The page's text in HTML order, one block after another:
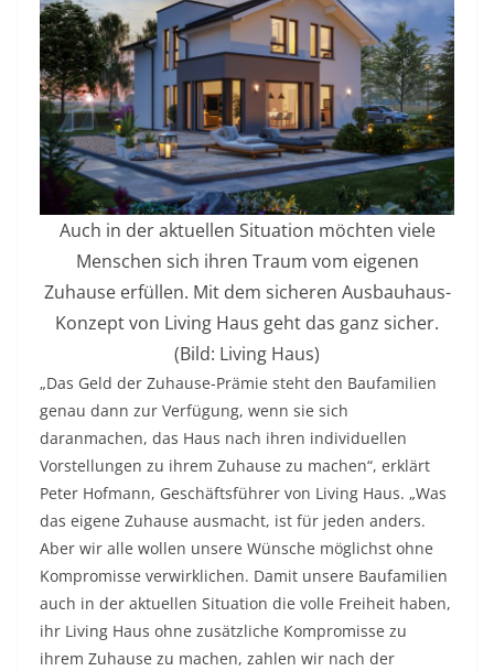
Auch in der aktuellen Situation möchten viele
Menschen sich ihren Traum vom eigenen
Zuhause erfüllen. Mit dem sicheren Ausbauhaus-
Konzept von Living Haus geht das ganz sicher.
(Bild: Living Haus)
„Das Geld der Zuhause-Prämie steht den Baufamilien
genau dann zur Verfügung, wenn sie sich
daranmachen, das Haus nach ihren individuellen
Vorstellungen zu ihrem Zuhause zu machen“, erklärt
Peter Hofmann, Geschäftsführer von Living Haus. „Was
das eigene Zuhause ausmacht, ist für jeden anders.
Aber wir alle wollen unsere Wünsche möglichst ohne
Kompromisse verwirklichen. Damit unsere Baufamilien
auch in der aktuellen Situation die volle Freiheit haben,
ihr Living Haus ohne zusätzliche Kompromisse zu
ihrem Zuhause zu machen, zahlen wir nach der